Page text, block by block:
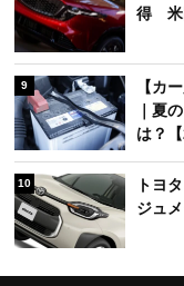
得 米
9
【カ
｜夏
は？
10
トヨ
ジュ